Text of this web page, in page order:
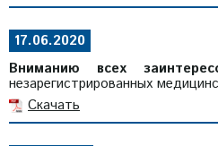
17.06.2020
Вниманию всех
незарегистрированных
Скачать